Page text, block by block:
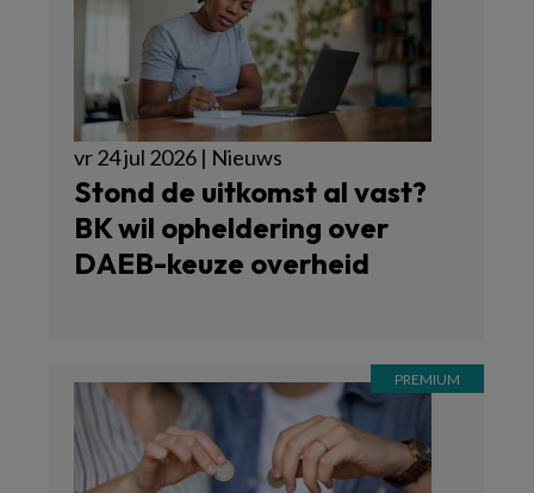
vr 24 jul 2026 | Nieuws
Stond de uitkomst al vast?
BK wil opheldering over
DAEB-keuze overheid